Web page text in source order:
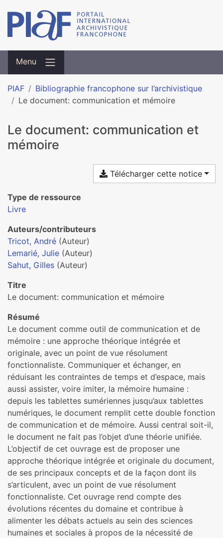
Menu
PIAF
Bibliographie francophone sur l’archivistique
Le document: communication et mémoire
Le document: communication et
mémoire
Télécharger cette notice
Type de ressource
Livre
Auteurs/contributeurs
Tricot, André (Auteur)
Lemarié, Julie (Auteur)
Sahut, Gilles (Auteur)
Titre
Le document: communication et mémoire
Résumé
Le document comme outil de communication et de
mémoire : une approche théorique intégrée et
originale, avec un point de vue résolument
fonctionnaliste. Communiquer et échanger, en
réduisant les contraintes de temps et d’espace, mais
aussi assister, voire imiter, la mémoire humaine :
depuis les tablettes sumériennes jusqu’aux tablettes
numériques, le document remplit cette double fonction
de communication et de mémoire. Aussi central soit-il,
le document ne fait pas l’objet d’une théorie unifiée.
L’objectif de cet ouvrage est de proposer une
approche théorique intégrée et originale du document,
de ses principaux concepts et de la façon dont ils
s’articulent, avec un point de vue résolument
fonctionnaliste. Cet ouvrage rend compte des
évolutions récentes du domaine et contribue à
alimenter les débats actuels au sein des sciences
humaines et sociales à propos de la nécessité de